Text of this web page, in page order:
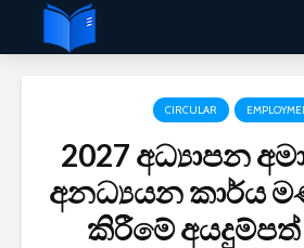
CIRCULAR
2027 අධ්‍යාපන
අනධ්‍යයන කාර්ය
කිරීමේ අයදුම්පත්